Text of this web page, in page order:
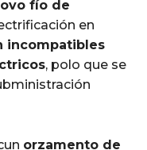
fío de
en
incompatibles
, polo que se
orzamento de